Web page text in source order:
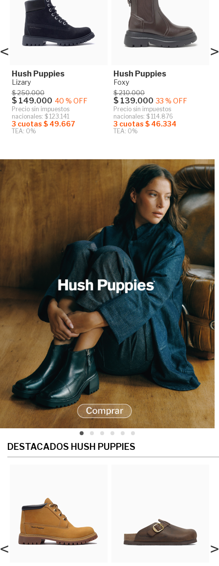
<
Hush Puppies
Lizary
$ 250.000
$ 149.000 40 % OFF
Precio sin impuestos
nacionales: $ 123.141
3 cuotas $ 49.667
TEA: 0%
Hush Puppies
Foxy
$ 210.000
$ 139.000 33 % OFF
Precio sin impuestos
nacionales: $ 114.876
3 cuotas $ 46.334
TEA: 0%
>
DESTACADOS HUSH PUPPIES
< >